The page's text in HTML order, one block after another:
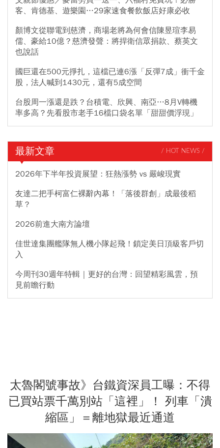
客、肯德基、遊樂園…29家速食餐飲飯店好康必收
顏博文從聯電到慈濟，商場老將為何會信陳昱瑄李易
儒、豪給10億？慈濟發聲：將捍衛信眾捐款、蔡英文
也說話
國巨還在500元掙扎，這檔已連6漲「反彈7成」衝千金
股，法人喊到1430元，還有5成空間
台股周一漲還是跌？台積電、欣興、南亞…8月V轉機
率多高？先看股市老手16檔口袋名單「甜甜價浮現」
最新文章 / HOT NEWS /
2026年下半年投資展望：狂熱漲勢 vs 嚴峻現實
友達二把手柯富仁裸辭內幕！「落後群創」成最後稻
草？
2026前進大南方論壇
佳世達集團艦隊無人機小隊起飛！鎖定美日頂級客戶切
入
今周刊30週年特輯｜更好的台灣：回望精彩風雲，預
見前瞻行動
太魯閣號事故》台鐵資深員工曝：不得
已買站票千萬別站「這裡」！ 列車「潰
縮區」＝離地獄最近通道